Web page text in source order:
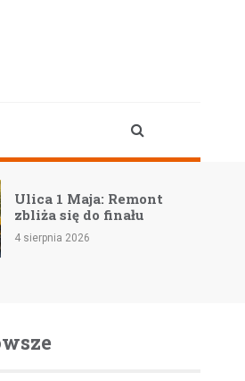
Ulica 1 Maja: Remont
zbliża się do finału
4 sierpnia 2026